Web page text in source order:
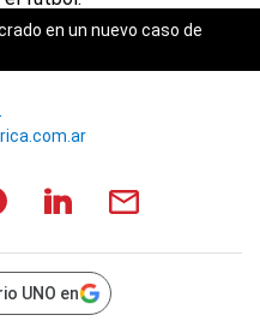
en un nuevo caso de
UNO en